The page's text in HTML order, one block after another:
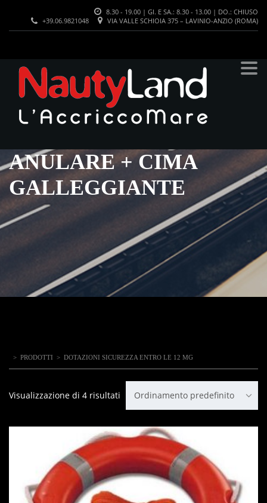
8.30 - 19.00 | GI. E SA.: 8.30 - 13.00 | DO.: CHIUSO
VIA VALLE SCHIOIA 375 – LAVINIO-ANZIO (ROMA)
+39.06.9821048
ANULARE + CIMA
GALLEGGIANTE
> PRODOTTI > DOTAZIONI SICUREZZA ENTRO LE 12 MG
Visualizzazione di 4 risultati Ordinamento predefinito